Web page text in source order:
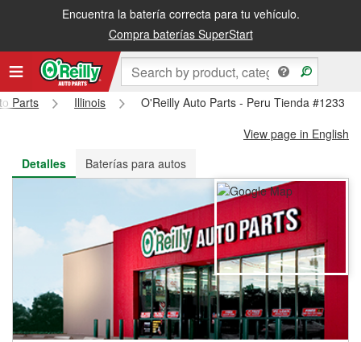
Encuentra la batería correcta para tu vehículo.
Compra baterías SuperStart
Recibe tu orden gratis al día siguiente o recógela en la tienda
Parts Illinois
O'Reilly Auto Parts - Peru Tienda #1233
View page in English
Detalles
Baterías para autos